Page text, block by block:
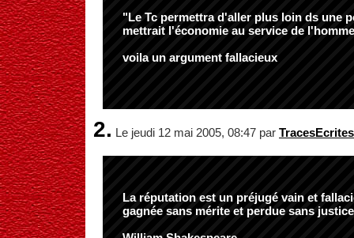
"Le Tc permettra d'aller plus loin ds une
mettrait l'économie au service de
voila un argument fallacieux
2. Le jeudi 12 mai 2005, 08:47 par
La réputation est un préjugé vain et
gagnée sans mérite et perdue sans